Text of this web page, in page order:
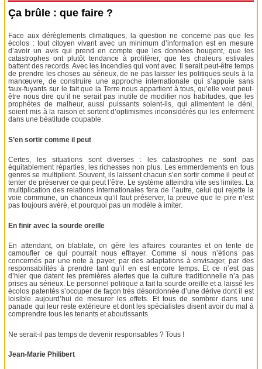
Ça brûle : que faire ?
Face aux dérèglements climatiques, la question ne concerne pas que les
écolos : tout citoyen vivant avec un minimum d’information est en mesure
d’avoir un avis qui prend en compte que les données bougent, que les
catastrophes ont plutôt tendance à proliférer, que les chaleurs estivales
battent des records. Avec les incendies qui vont avec. Il serait peut-être temps
de prendre les choses au sérieux, de ne pas laisser les politiques seuls à la
manœuvre, de construire une approche internationale qui s’appuie sans
faux-fuyants sur le fait que la Terre nous appartient à tous, qu’elle veut peut-
être nous dire qu’il ne serait pas inutile de modifier nos habitudes, que les
prophètes de malheur, aussi puissants soient-ils, qui alimentent le déni,
soient mis à la raison et sortent d’optimismes inconsidérés qui les enferment
dans une béatitude coupable.
S’en sortir comme il peut
Certes, les situations sont diverses : les catastrophes ne sont pas
équitablement réparties, les richesses non plus. Les emmerdements en tous
genres se multiplient. Souvent, ils laissent chacun s’en sortir comme il peut et
tenter de préserver ce qui peut l’être. Le système atteindra vite ses limites. La
multiplication des relations internationales fera de l’autre, celui qui rejette la
voie commune, un chanceux qu’il faut préserver, la preuve que le pire n’est
pas toujours avéré, et pourquoi pas un modèle à imiter.
En finir avec la sourde oreille
En attendant, on blablate, on gère les affaires courantes et on tente de
camoufler ce qui pourrait nous effrayer. Comme si nous n’étions pas
concernés par une note à payer, par des adaptations à envisager, par des
responsabilités à prendre tant qu’il en est encore temps. Et ce n’est pas
d’hier que datent les premières alertes que la culture traditionnelle n’a pas
prises au sérieux. Le personnel politique a fait la sourde oreille et a laissé les
écolos patentés s’occuper de façon très désordonnée d’une dérive dont il est
loisible aujourd’hui de mesurer les effets. Et tous de sombrer dans une
panade qui leur reste extérieure et dont les spécialistes disent avoir du mal à
comprendre tous les tenants et aboutissants.
Ne serait-il pas temps de devenir responsables ? Tous !
Jean-Marie Philibert